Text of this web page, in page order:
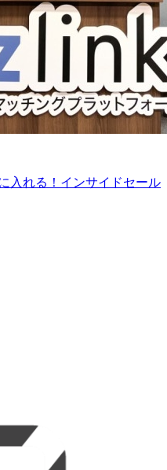
入れる！インサイドセール